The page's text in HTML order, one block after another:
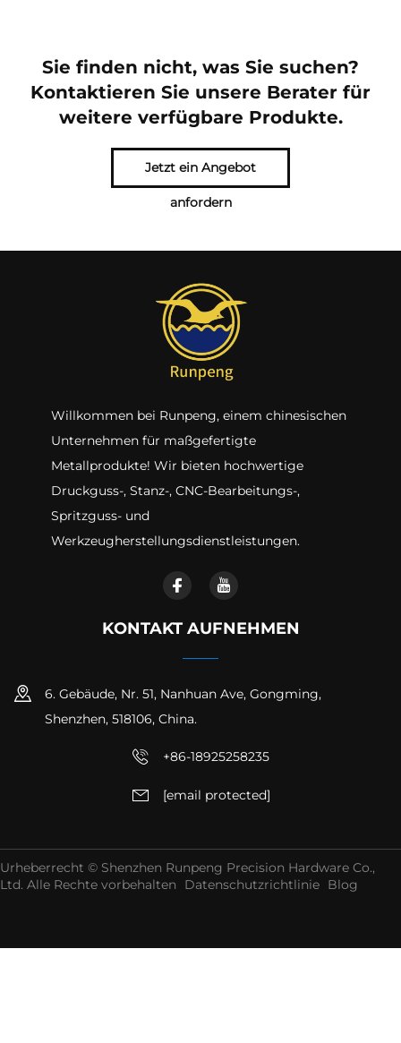
Sie finden nicht, was Sie suchen?
Kontaktieren Sie unsere Berater für
weitere verfügbare Produkte.
Jetzt ein Angebot
anfordern
Willkommen bei Runpeng, einem chinesischen
Unternehmen für maßgefertigte
Metallprodukte! Wir bieten hochwertige
Druckguss-, Stanz-, CNC-Bearbeitungs-,
Spritzguss- und
Werkzeugherstellungsdienstleistungen.
KONTAKT AUFNEHMEN
6. Gebäude, Nr. 51, Nanhuan Ave, Gongming,
Shenzhen, 518106, China.
+86-18925258235
[email protected]
Urheberrecht © Shenzhen Runpeng Precision Hardware Co.,
Ltd. Alle Rechte vorbehalten
Datenschutzrichtlinie Blog